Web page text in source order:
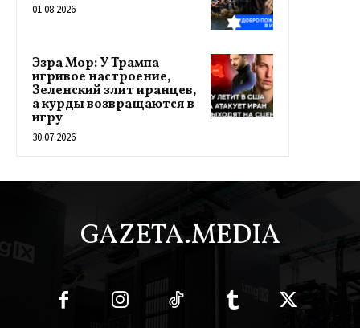
01.08.2026
Эзра Мор: У Трампа
игривое настроение,
Зеленский злит иранцев,
а курды возвращаются в
игру
30.07.2026
GAZETA.MEDIA